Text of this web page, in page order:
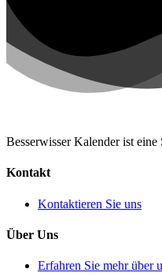
Besserwisser Kalender ist
Kontakt
Kontaktieren Sie uns
Über Uns
Erfahren Sie mehr über